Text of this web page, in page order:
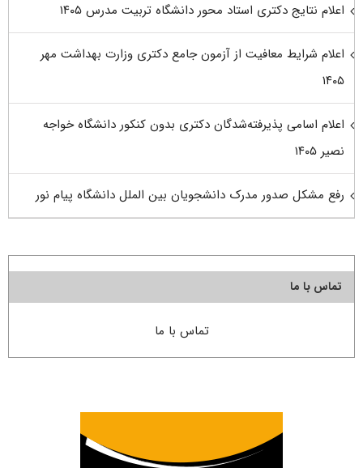
اعلام نتایج دکتری استاد محور دانشگاه تربیت مدرس ۱۴۰۵
اعلام شرایط معافیت از آزمون جامع دکتری وزارت بهداشت مهر
۱۴۰۵
اعلام اسامی پذیرفته‌شدگان دکتری بدون کنکور دانشگاه خواجه
نصیر ۱۴۰۵
رفع مشکل صدور مدرک دانشجویان بین الملل دانشگاه پیام نور
تماس با ما
تماس با ما